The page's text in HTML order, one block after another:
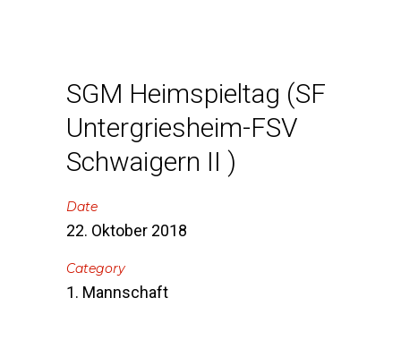
SGM Heimspieltag (SF
Untergriesheim-FSV
Schwaigern II )
Date
22. Oktober 2018
Category
1. Mannschaft